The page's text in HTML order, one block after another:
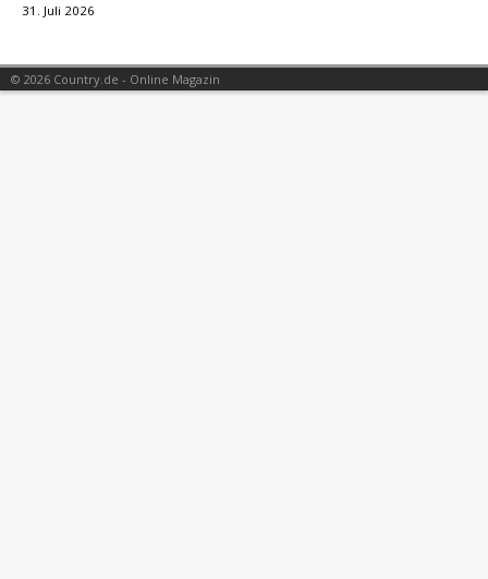
31. Juli 2026
© 2026 Country.de - Online Magazin